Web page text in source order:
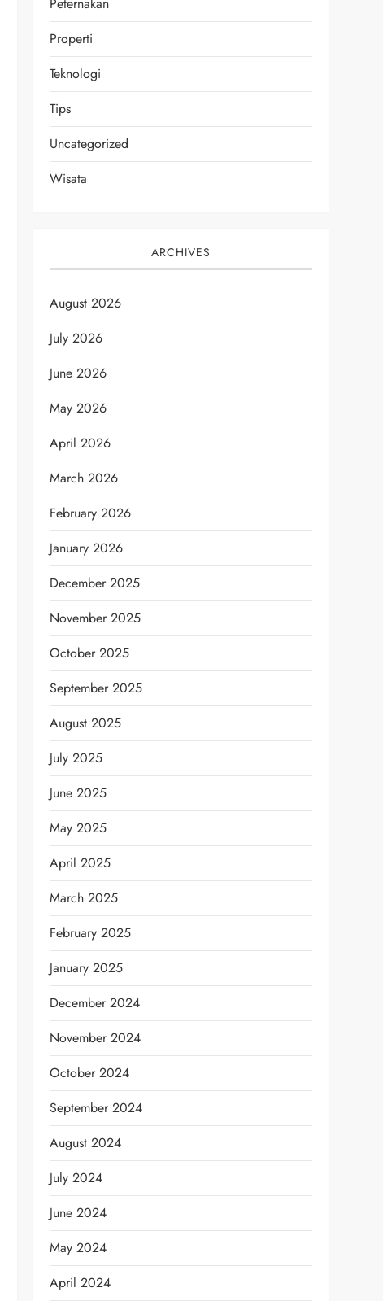
Properti
Teknologi
Tips
Uncategorized
Wisata
ARCHIVES
August 2026
July 2026
June 2026
May 2026
April 2026
March 2026
February 2026
January 2026
December 2025
November 2025
October 2025
September 2025
August 2025
July 2025
June 2025
May 2025
April 2025
March 2025
February 2025
January 2025
December 2024
November 2024
October 2024
September 2024
August 2024
July 2024
June 2024
May 2024
April 2024